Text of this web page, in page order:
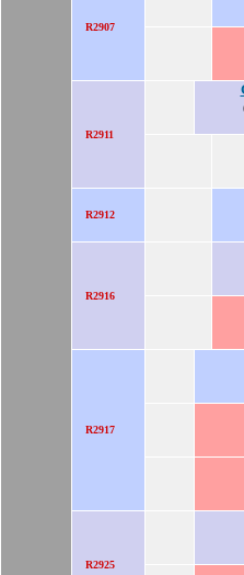
R2907
R2911
R2912
R2916
R2917
R2925